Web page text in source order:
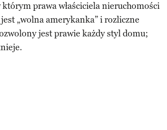
prawa właściciela nieruchomości
„wolna amerykanka” i rozliczne
jest prawie każdy styl domu;